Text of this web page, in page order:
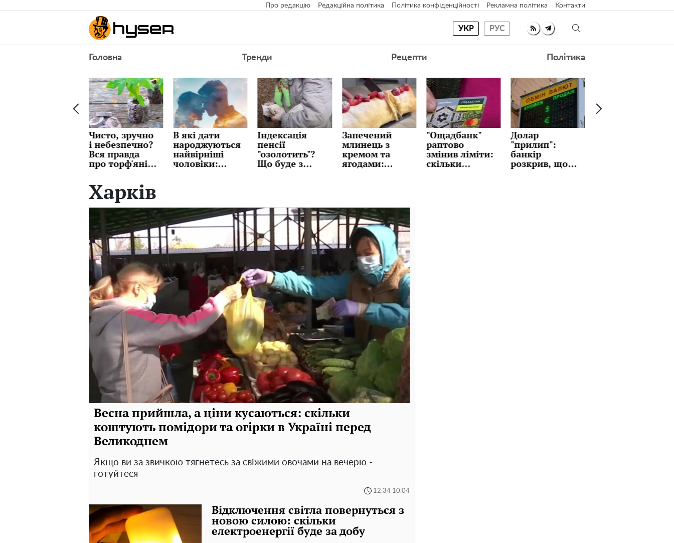
Про редакцію Редакційна політика Політика конфіденційності Рекламна політика Контакти
УКР РУС
Головна Тренди Рецепти Політика
Чисто, зручно
і небезпечно?
Вся правда
про торф'яні
пігулки, про
яку мовчать
продавці
В які дати
народжуються
найвірніші
чоловіки:
Індексація
пенсії
"озолотить"?
Що буде з
виплатами
Запечений
млинець з
кремом та
ягодами:
"Ощадбанк"
раптово
змінив ліміти:
скільки
Долар
"прилип":
банкір
розкрив, що
триматиме
Харків
Весна прийшла, а ціни кусаються: скільки
коштують помідори та огірки в Україні перед
Великоднем
Якщо ви за звичкою тягнетесь за свіжими овочами на вечерю -
готуйтеся
12:34 10.04
Відключення світла повернуться з
новою силою: скільки
електроенергії буде за добу